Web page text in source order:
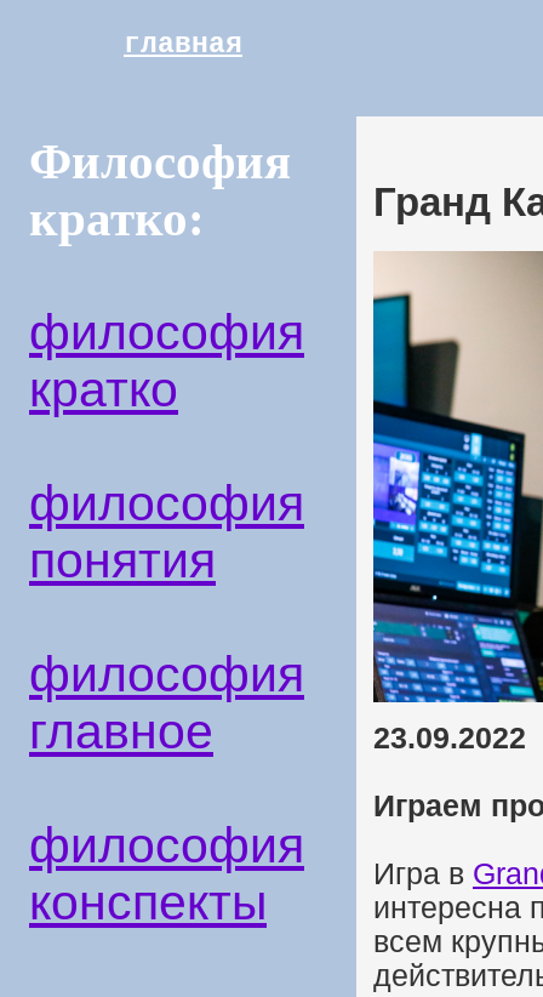
главная
Философия
кратко:
философия
кратко
философия
понятия
философия
главное
философия
конспекты
Гранд
23.09.2022
Играем
Игра в
интересна
всем